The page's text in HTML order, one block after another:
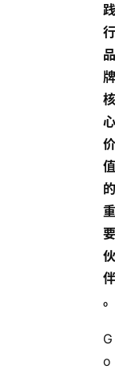
践
行
品
牌
核
心
价
值
的
重
要
伙
伴
。
G
o